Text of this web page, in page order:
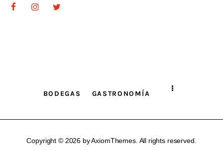
BODEGAS GASTRONOMÍA
Copyright © 2026 by AxiomThemes. All rights reserved.